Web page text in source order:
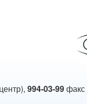
994-03-99факс